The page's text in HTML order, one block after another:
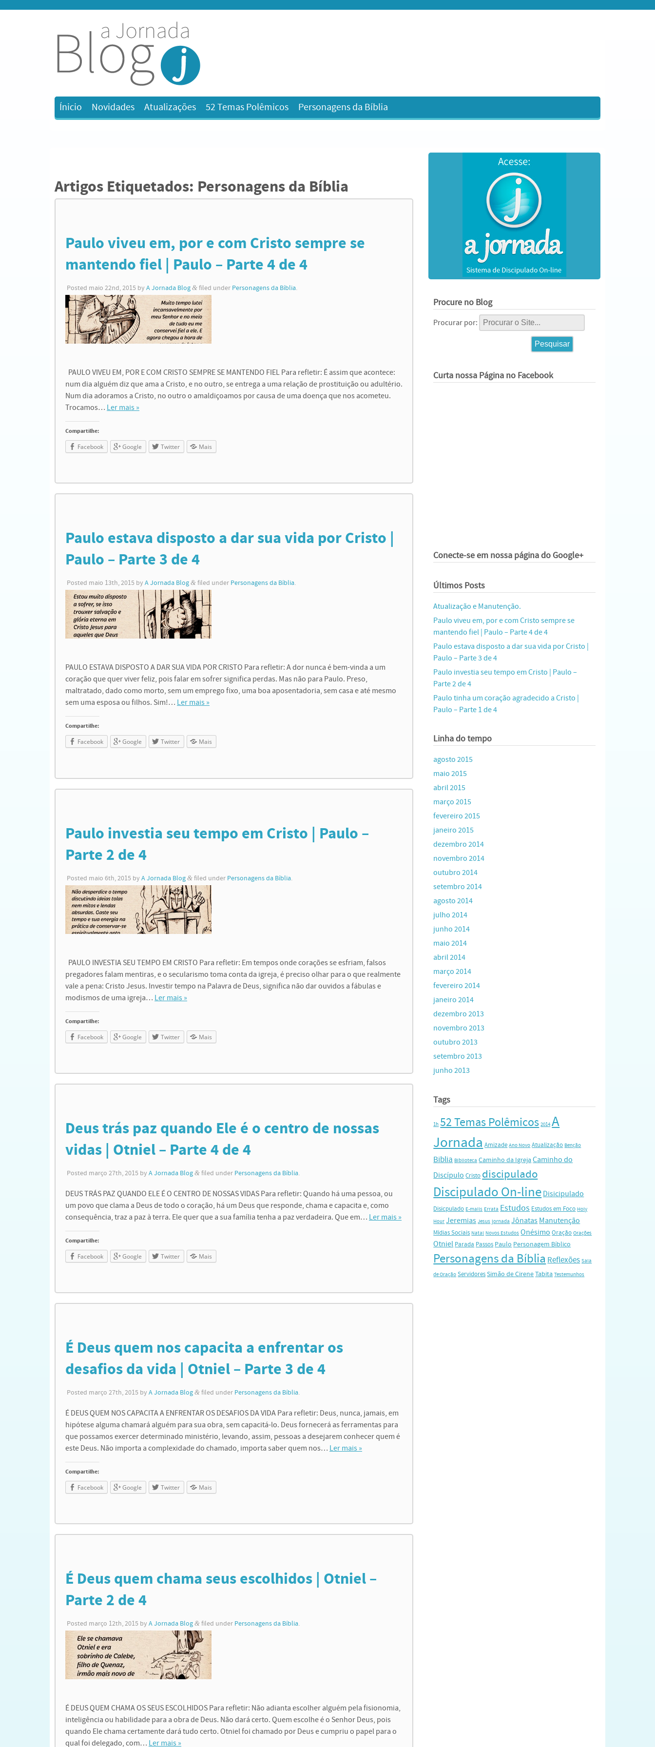
Ínicio Novidades Atualizações 52 Temas Polêmicos Personagens da Bíblia
Artigos Etiquetados: Personagens da Bíblia
Paulo viveu em, por e com Cristo sempre se
mantendo fiel | Paulo – Parte 4 de 4
Posted maio 22nd, 2015 by A Jornada Blog & filed under Personagens da Bíblia.
PAULO VIVEU EM, POR E COM CRISTO SEMPRE SE MANTENDO FIEL Para refletir: É assim que acontece:
num dia alguém diz que ama a Cristo, e no outro, se entrega a uma relação de prostituição ou adultério.
Num dia adoramos a Cristo, no outro o amaldiçoamos por causa de uma doença que nos acometeu.
Trocamos… Ler mais »
Compartilhe:
Facebook Google Twitter Mais
Paulo estava disposto a dar sua vida por Cristo |
Paulo – Parte 3 de 4
Posted maio 13th, 2015 by A Jornada Blog & filed under Personagens da Bíblia.
PAULO ESTAVA DISPOSTO A DAR SUA VIDA POR CRISTO Para refletir: A dor nunca é bem-vinda a um
coração que quer viver feliz, pois falar em sofrer significa perdas. Mas não para Paulo. Preso,
maltratado, dado como morto, sem um emprego fixo, uma boa aposentadoria, sem casa e até mesmo
sem uma esposa ou filhos. Sim!… Ler mais »
Compartilhe:
Facebook Google Twitter Mais
Paulo investia seu tempo em Cristo | Paulo –
Parte 2 de 4
Posted maio 6th, 2015 by A Jornada Blog & filed under Personagens da Bíblia.
PAULO INVESTIA SEU TEMPO EM CRISTO Para refletir: Em tempos onde corações se esfriam, falsos
pregadores falam mentiras, e o secularismo toma conta da igreja, é preciso olhar para o que realmente
vale a pena: Cristo Jesus. Investir tempo na Palavra de Deus, significa não dar ouvidos a fábulas e
modismos de uma igreja… Ler mais »
Compartilhe:
Facebook Google Twitter Mais
Deus trás paz quando Ele é o centro de nossas
vidas | Otniel – Parte 4 de 4
Posted março 27th, 2015 by A Jornada Blog & filed under Personagens da Bíblia.
DEUS TRÁS PAZ QUANDO ELE É O CENTRO DE NOSSAS VIDAS Para refletir: Quando há uma pessoa, ou
um povo que clama a Deus de todo o coração, há um Deus que responde, chama e capacita e, como
consequência, traz a paz à terra. Ele quer que a sua família tenha a paz verdadeira. Que em… Ler mais »
Compartilhe:
Facebook Google Twitter Mais
É Deus quem nos capacita a enfrentar os
desafios da vida | Otniel – Parte 3 de 4
Posted março 27th, 2015 by A Jornada Blog & filed under Personagens da Bíblia.
É DEUS QUEM NOS CAPACITA A ENFRENTAR OS DESAFIOS DA VIDA Para refletir: Deus, nunca, jamais, em
hipótese alguma chamará alguém para sua obra, sem capacitá-lo. Deus fornecerá as ferramentas para
que possamos exercer determinado ministério, levando, assim, pessoas a desejarem conhecer quem é
este Deus. Não importa a complexidade do chamado, importa saber quem nos… Ler mais »
Compartilhe:
Facebook Google Twitter Mais
É Deus quem chama seus escolhidos | Otniel –
Parte 2 de 4
Posted março 12th, 2015 by A Jornada Blog & filed under Personagens da Bíblia.
É DEUS QUEM CHAMA OS SEUS ESCOLHIDOS Para refletir: Não adianta escolher alguém pela fisionomia,
inteligência ou habilidade para a obra de Deus. Não dará certo. Quem escolhe é o Senhor Deus, pois
quando Ele chama certamente dará tudo certo. Otniel foi chamado por Deus e cumpriu o papel para o
qual foi delegado, com… Ler mais »
Procure no Blog
Procurar por:
Curta nossa Página no Facebook
Conecte-se em nossa página do Google+
Últimos Posts
Atualização e Manutenção.
Paulo viveu em, por e com Cristo sempre se
mantendo fiel | Paulo – Parte 4 de 4
Paulo estava disposto a dar sua vida por Cristo |
Paulo – Parte 3 de 4
Paulo investia seu tempo em Cristo | Paulo –
Parte 2 de 4
Paulo tinha um coração agradecido a Cristo |
Paulo – Parte 1 de 4
Linha do tempo
agosto 2015
maio 2015
abril 2015
março 2015
fevereiro 2015
janeiro 2015
dezembro 2014
novembro 2014
outubro 2014
setembro 2014
agosto 2014
julho 2014
junho 2014
maio 2014
abril 2014
março 2014
fevereiro 2014
janeiro 2014
dezembro 2013
novembro 2013
outubro 2013
setembro 2013
junho 2013
Tags
1h 52 Temas Polêmicos 2014 A
Jornada Amizade Ano Novo Atualização Benção
Biblia Biblioteca Caminho da IgrejaCaminho do
Discípulo Cristo discipulado
Discipulado On-line Disicipulado
Disicpulado E-mails Errata Estudos Estudos em Foco Holy
Hour Jeremias Jesus jornada Jônatas Manutenção
Mídias Sociais Natal Novos Estudos Onésimo Oração Orações
Otniel Parada Passos Paulo Personagem Bíblico
Personagens da Bíblia Reflexões Sala
de Oração Servidores Simão de CireneTabita Testemunhos